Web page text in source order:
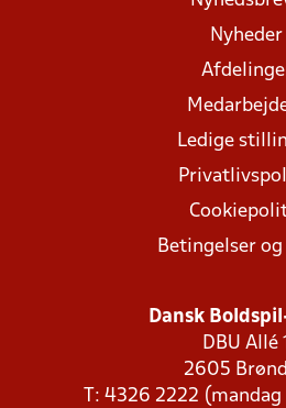
Nyheder
Ledige
Betingelser
Dansk
DBU Allé 1
2605
T: 4326 2222